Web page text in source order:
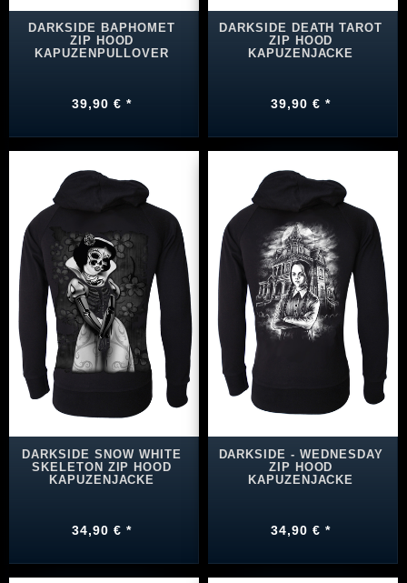
DARKSIDE BAPHOMET
ZIP HOOD
KAPUZENPULLOVER
39,90 € *
DARKSIDE DEATH TAROT
ZIP HOOD
KAPUZENJACKE
39,90 € *
DARKSIDE SNOW WHITE
SKELETON ZIP HOOD
KAPUZENJACKE
34,90 € *
DARKSIDE - WEDNESDAY
ZIP HOOD
KAPUZENJACKE
34,90 € *